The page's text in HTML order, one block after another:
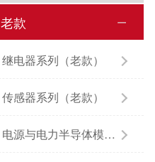
老款
继电器系列（老款）
传感器系列（老款）
电源与电力半导体模块（老款）